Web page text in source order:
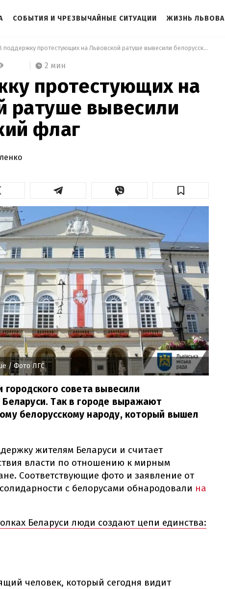
СОБЫТИЯ И ЧРЕЗВЫЧАЙНЫЕ СИТУАЦИИ ЖИЗНЬ ЛЬВОВА
В поддержку протестующих на Львовской ратуше вывесили белорусский флаг
2 мин
протестующих на
ратуше вывесили
флаг
/ Фото ЛГС
городского совета вывесили
Так в городе выражают
белорусскому народу, который вышел
жителям Беларуси и считает
власти по отношению к мирным
Соответствующие фото и заявление от
с белорусами обнародовали на
Беларуси люди создают цепи единства:
человек, который сегодня видит